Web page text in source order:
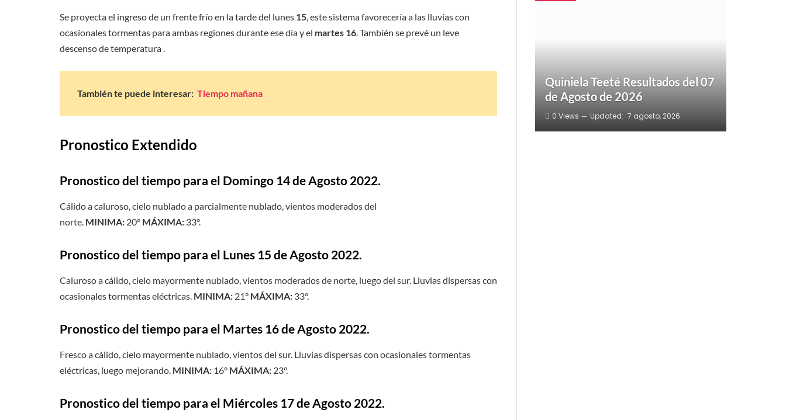
Se proyecta el ingreso de un frente frío en la tarde del lunes 15, este sistema favorecería a las lluvias con
ocasionales tormentas para ambas regiones durante ese día y el martes 16. También se prevé un leve
descenso de temperatura .
También te puede interesar: Tiempo mañana
Pronostico Extendido
Pronostico del tiempo para el Domingo 14 de Agosto 2022.
Cálido a caluroso, cielo nublado a parcialmente nublado, vientos moderados del
norte. MINIMA: 20° MÁXIMA: 33°.
Pronostico del tiempo para el Lunes 15 de Agosto 2022.
Caluroso a cálido, cielo mayormente nublado, vientos moderados de norte, luego del sur. Lluvias dispersas con
ocasionales tormentas eléctricas. MINIMA: 21° MÁXIMA: 33°.
Pronostico del tiempo para el Martes 16 de Agosto 2022.
Fresco a cálido, cielo mayormente nublado, vientos del sur. Lluvias dispersas con ocasionales tormentas
eléctricas, luego mejorando. MINIMA: 16° MÁXIMA: 23°.
Pronostico del tiempo para el Miércoles 17 de Agosto 2022.
Quiniela Teeté Resultados del 07
de Agosto de 2026
0 Views Updated: 7 agosto, 2026